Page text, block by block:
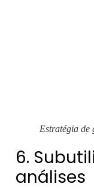
Estratégia de
6.
análises